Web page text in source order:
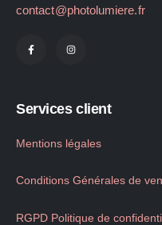
contact@photolumiere.fr
Services client
Mentions légales
Conditions Générales de
RGPD Politique de